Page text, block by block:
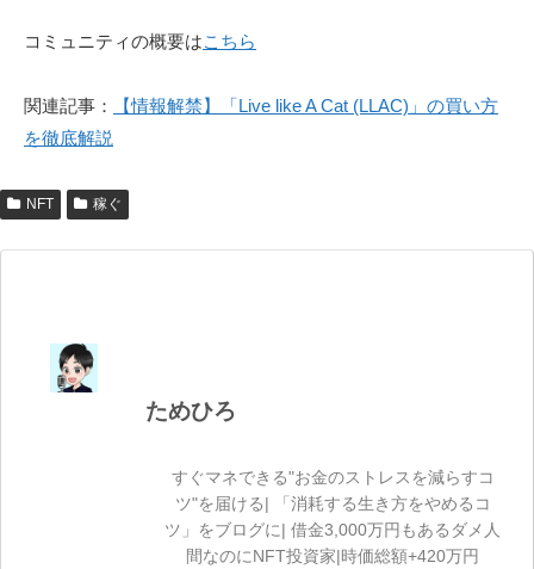
コミュニティの概要はこちら
関連記事：
【情報解禁】「Live like A Cat (LLAC)」の買い方
を徹底解説
NFT 稼ぐ
ためひろ
すぐマネできる"お金のストレスを減らすコ
ツ"を届ける| 「消耗する生き方をやめるコ
ツ」をブログに| 借金3,000万円もあるダメ人
間なのにNFT投資家|時価総額+420万円